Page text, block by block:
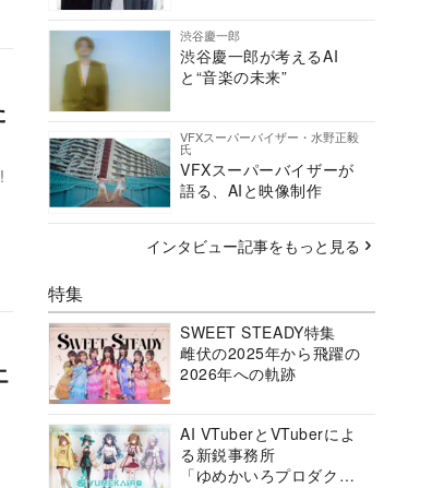
渋谷慶一郎
渋谷慶一郎が考えるAI
と“音楽の未来”
VFXスーパーバイザー・水野正毅
氏
VFXスーパーバイザーが
語る、AIと映像制作
インタビュー記事をもっと見る
特集
SWEET STEADY特集
雌伏の2025年から飛躍の
2026年への軌跡
AI VTuberとVTuberによ
る新鋭事務所
「ゆめかいろプロダクシ